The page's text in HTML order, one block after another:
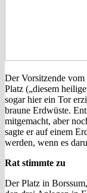
Der Vorsitzende vom
Platz („diesem
sogar hier ein Tor
braune Erdwüste.
mitgemacht, aber
sagte er auf einem
werden, wenn es
Rat stimmte zu
Der Platz in